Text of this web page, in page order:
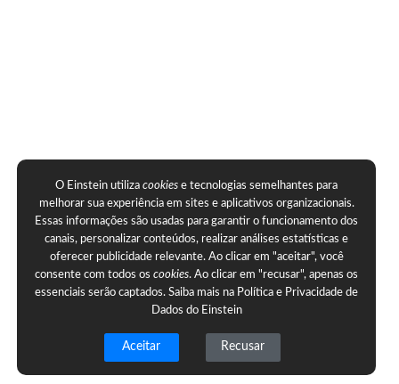
O Einstein utilizacookies e tecnologias semelhantes para
melhorar sua experiência em sites e aplicativos organizacionais.
Essas informações são usadas para garantir o funcionamento dos
canais, personalizar conteúdos, realizar análises estatísticas e
oferecer publicidade relevante. Ao clicar em "aceitar", você
consente com todos oscookies. Ao clicar em "recusar", apenas os
essenciais serão captados. Saiba mais na Política e Privacidade de
Dados do Einstein
Aceitar Recusar